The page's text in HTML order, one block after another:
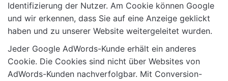
Identifizierung der Nutzer. Am Cookie können Google
und wir erkennen, dass Sie auf eine Anzeige geklickt
haben und zu unserer Website weitergeleitet wurden.
Jeder Google AdWords-Kunde erhält ein anderes
Cookie. Die Cookies sind nicht über Websites von
AdWords-Kunden nachverfolgbar. Mit Conversion-